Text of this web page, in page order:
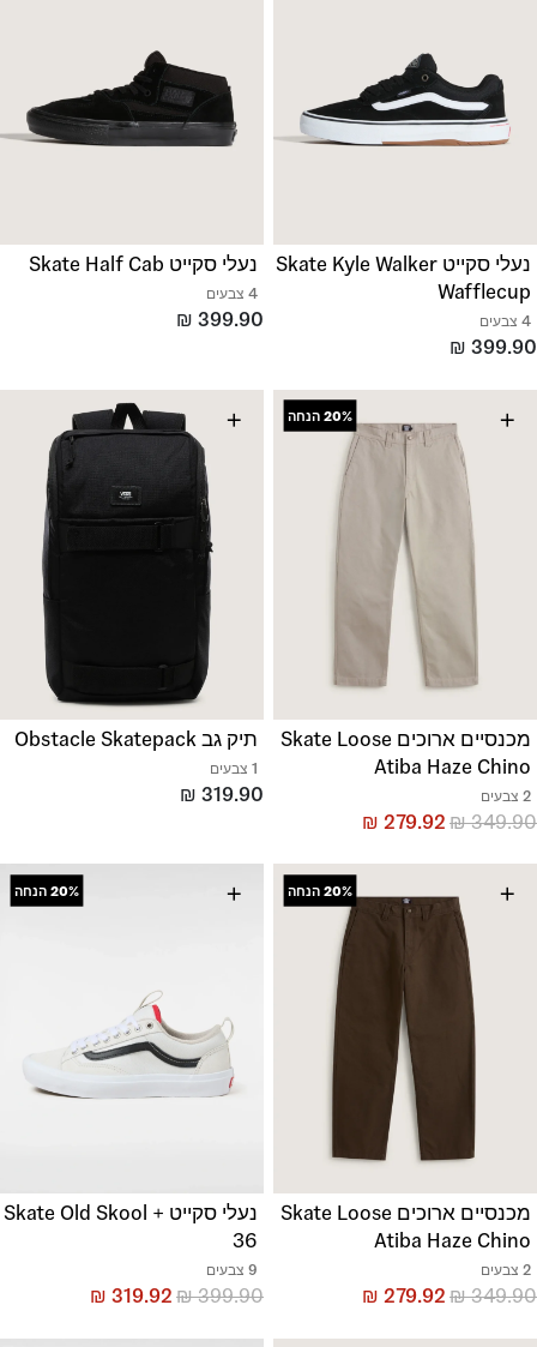
נעלי סקייט Skate Kyle Walker
Wafflecup
4 צבעים
₪ 399.90
נעלי סקייט Skate Half Cab
4 צבעים
₪ 399.90
+
20% הנחה
מכנסיים ארוכים Skate Loose
Atiba Haze Chino
2 צבעים
₪349.90
₪ 279.92
+
תיק גב Obstacle Skatepack
1 צבעים
₪ 319.90
+
20% הנחה
מכנסיים ארוכים Skate Loose
Atiba Haze Chino
2 צבעים
₪349.90
₪ 279.92
+
20% הנחה
נעלי סקייט + Skate Old Skool
36
9 צבעים
₪399.90
₪ 319.92